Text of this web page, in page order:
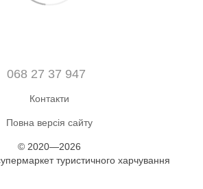
068 27 37 947
Контакти
Повна версія сайту
© 2020—2026
туристичного харчування